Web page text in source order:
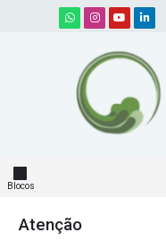
Skip to navigation
Skip to search form
Skip to login form
Ir para o conteúdo principal
Skip to accessibility options
Skip to footer
Skip accessibility options
Blocos
Pular Atenção
Atenção